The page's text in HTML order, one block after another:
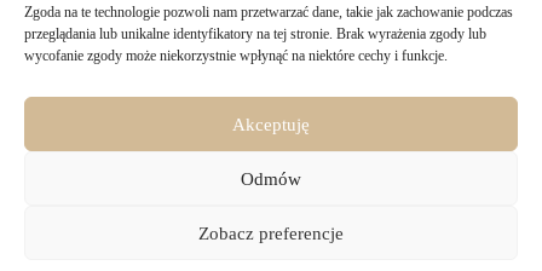
Zgoda na te technologie pozwoli nam przetwarzać dane, takie jak zachowanie podczas
przeglądania lub unikalne identyfikatory na tej stronie. Brak wyrażenia zgody lub
wycofanie zgody może niekorzystnie wpłynąć na niektóre cechy i funkcje.
Akceptuję
Odmów
Zobacz preferencje
Logowanie i rejestracja
Jak złożyć zamówienie
Formy płatności
14 dni na zwrot zakupów
INFORMACJE PRAWNE
Regulamin sklepu
Materiały do pobrania
KONTAKT
biuro@majru.comCopyright © 2026 - Majru